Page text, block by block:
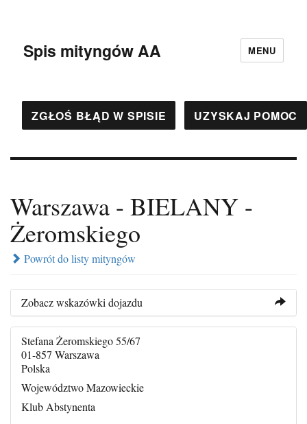
Spis mityngów AA MENU
ZGŁOŚ BŁĄD W SPISIE UZYSKAJ POMOC
Warszawa - BIELANY -
Żeromskiego
Powrót do listy mityngów
Zobacz wskazówki dojazdu
Stefana Żeromskiego 55/67
01-857 Warszawa
Polska
Województwo Mazowieckie
Klub Abstynenta